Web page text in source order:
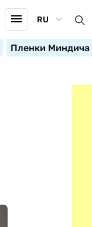
RU
Пленки Миндича